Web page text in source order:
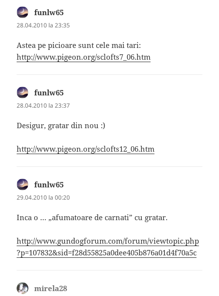
funlw65
28.04.2010 la 23:35
Astea pe picioare sunt cele mai tari:
http://www.pigeon.org/sclofts7_06.htm
funlw65
28.04.2010 la 23:37
Desigur, gratar din nou :)
http://www.pigeon.org/sclofts12_06.htm
funlw65
29.04.2010 la 00:20
Inca o … „afumatoare de carnati” cu gratar.
http://www.gundogforum.com/forum/viewtopic.php
?p=107832&sid=f28d55825a0dee405b876a01d4f70a5c
mirela28